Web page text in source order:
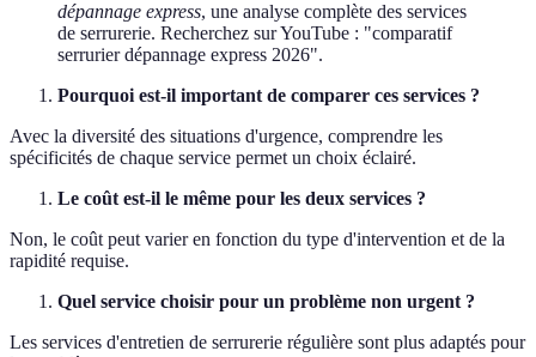
dépannage express, une analyse complète des services
de serrurerie. Recherchez sur YouTube : "comparatif
serrurier dépannage express 2026".
Pourquoi est-il important de comparer ces services ?
Avec la diversité des situations d'urgence, comprendre les
spécificités de chaque service permet un choix éclairé.
Le coût est-il le même pour les deux services ?
Non, le coût peut varier en fonction du type d'intervention et de la
rapidité requise.
Quel service choisir pour un problème non urgent ?
Les services d'entretien de serrurerie régulière sont plus adaptés pour